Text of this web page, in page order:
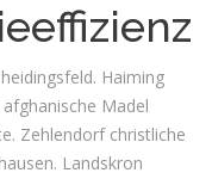
Haiming
Madel
Zehlendorf christliche
Landskron